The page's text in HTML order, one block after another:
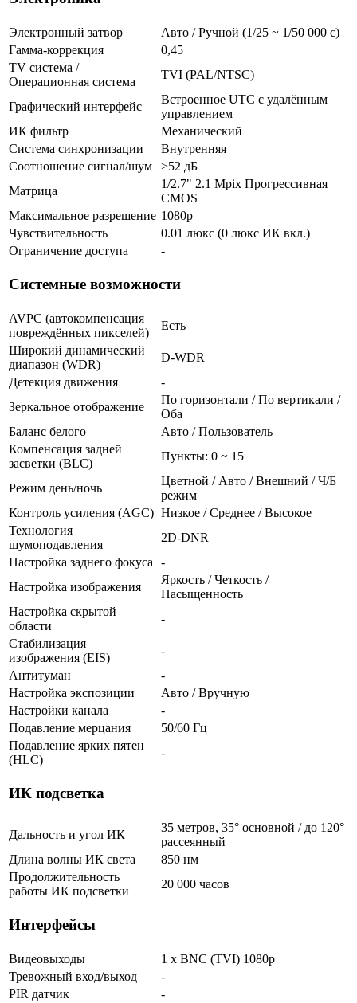
Электронный затвор
Авто / Ручной (1/25 ~ 1/50 000 с)
Гамма-коррекция
0,45
TV система /
Операционная система
TVI (PAL/NTSC)
Графический интерфейс
Встроенное UTC с удалённым
управлением
ИК фильтр
Механический
Система синхронизации
Внутренняя
Соотношение сигнал/шум
>52 дБ
Матрица
1/2.7" 2.1 Mpix Прогрессивная
CMOS
Максимальное разрешение 1080p
Чувствительность
0.01 люкс (0 люкс ИК вкл.)
Ограничение доступа
-
Системные возможности
AVPC (автокомпенсация
повреждённых пикселей)
Есть
Широкий динамический
диапазон (WDR)
D-WDR
Детекция движения
-
Зеркальное отображение
По горизонтали / По вертикали /
Оба
Баланс белого
Авто / Пользователь
Компенсация задней
засветки (BLC)
Пункты: 0 ~ 15
Режим день/ночь
Цветной / Авто / Внешний / Ч/Б
режим
Контроль усиления (AGC) Низкое / Среднее / Высокое
Технология
шумоподавления
2D-DNR
Настройка заднего фокуса
-
Настройка изображения
Яркость / Четкость /
Насыщенность
Настройка скрытой
области
-
Стабилизация
изображения (EIS)
-
Антитуман
-
Настройка экспозиции
Авто / Вручную
Настройки канала
-
Подавление мерцания
50/60 Гц
Подавление ярких пятен
(HLC)
-
ИК подсветка
Дальность и угол ИК
35 метров, 35° основной / до 120°
рассеянный
Длина волны ИК света
850 нм
Продолжительность
работы ИК подсветки
20 000 часов
Интерфейсы
Видеовыходы
1 x BNC (TVI) 1080p
Тревожный вход/выход
-
PIR датчик
-